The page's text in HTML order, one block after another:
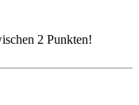
2 Punkten!